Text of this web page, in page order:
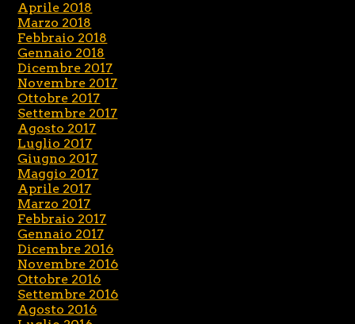
Aprile 2018
Marzo 2018
Febbraio 2018
Gennaio 2018
Dicembre 2017
Novembre 2017
Ottobre 2017
Settembre 2017
Agosto 2017
Luglio 2017
Giugno 2017
Maggio 2017
Aprile 2017
Marzo 2017
Febbraio 2017
Gennaio 2017
Dicembre 2016
Novembre 2016
Ottobre 2016
Settembre 2016
Agosto 2016